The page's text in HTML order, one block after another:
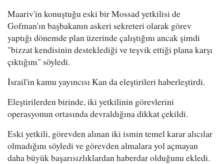
Maariv'in konuştuğu eski bir Mossad yetkilisi de
Gofman'ın başbakanın askeri sekreteri olarak görev
yaptığı dönemde plan üzerinde çalıştığını ancak şimdi
"bizzat kendisinin desteklediği ve teşvik ettiği plana karşı
çıktığını" söyledi.
İsrail'in kamu yayıncısı Kan da eleştirileri haberleştirdi.
Eleştirilerden birinde, iki yetkilinin görevlerini
operasyonun ortasında devraldığına dikkat çekildi.
Eski yetkili, görevden alınan iki ismin temel karar alıcılar
olmadığını söyledi ve görevden almalara yol açmayan
daha büyük başarısızlıklardan haberdar olduğunu ekledi.